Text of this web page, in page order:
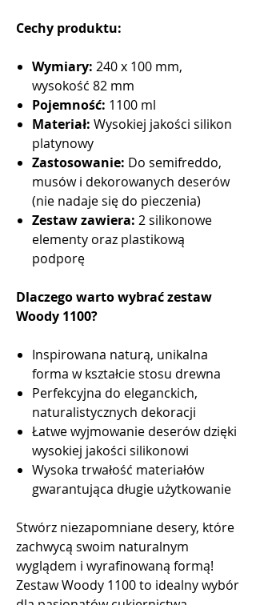
Cechy produktu:
Wymiary: 240 x 100 mm,
wysokość 82 mm
Pojemność: 1100 ml
Materiał: Wysokiej jakości silikon
platynowy
Zastosowanie: Do semifreddo,
musów i dekorowanych deserów
(nie nadaje się do pieczenia)
Zestaw zawiera: 2 silikonowe
elementy oraz plastikową
podporę
Dlaczego warto wybrać zestaw
Woody 1100?
Inspirowana naturą, unikalna
forma w kształcie stosu drewna
Perfekcyjna do eleganckich,
naturalistycznych dekoracji
Łatwe wyjmowanie deserów dzięki
wysokiej jakości silikonowi
Wysoka trwałość materiałów
gwarantująca długie użytkowanie
Stwórz niezapomniane desery, które
zachwycą swoim naturalnym
wyglądem i wyrafinowaną formą!
Zestaw Woody 1100 to idealny wybór